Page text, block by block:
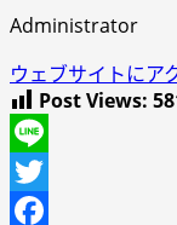
Administrator
ウェブサイトにア
Post Views:
Line
Twitter